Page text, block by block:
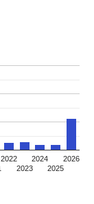
2022
2023
2024
2025
2026